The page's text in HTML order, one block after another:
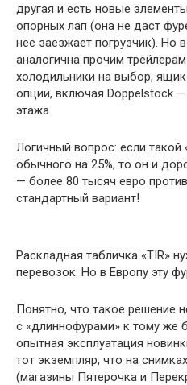
другая и есть новые
опорных лап (она не даст
нее заезжает погрузчик). Но
аналогична прочим
холодильники на выбор,
опции, включая Doppelstock
этажа.
Логичный вопрос: если такой
обычного на 25%, то он и
— более 80 тысяч евро
стандартный вариант!
Раскладная табличка «TIR»
перевозок. Но в Европу эту
Понятно, что такое решение
с «длиннофурами» к тому же
опытная эксплуатация
тот экземпляр, что на
(магазины Пятерочка и